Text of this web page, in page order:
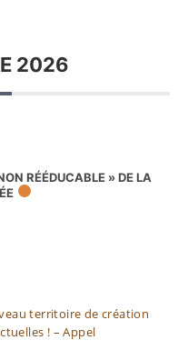
2026
RÉÉDUCABLE » DE LA
territoire de création
! – Appel